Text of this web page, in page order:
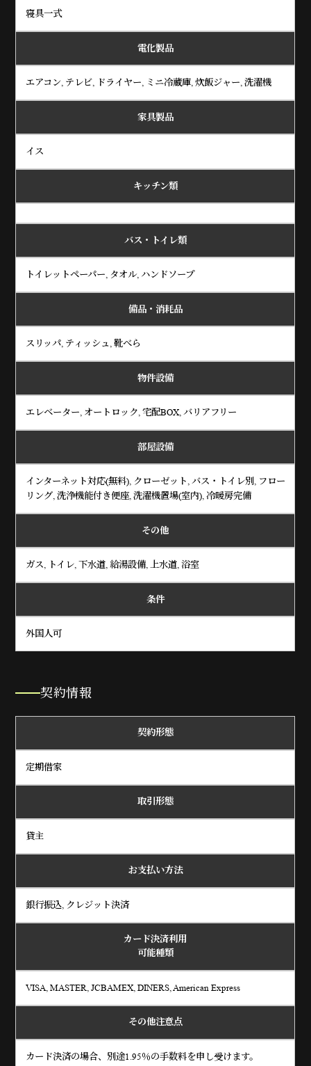
寝具一式
電化製品
エアコン, テレビ, ドライヤー, ミニ冷蔵庫, 炊飯ジャー, 洗濯機
家具製品
イス
キッチン類
バス・トイレ類
トイレットペーパー, タオル, ハンドソープ
備品・消耗品
スリッパ, ティッシュ, 靴べら
物件設備
エレベーター, オートロック, 宅配BOX, バリアフリー
部屋設備
インターネット対応(無料), クローゼット, バス・トイレ別, フロー
リング, 洗浄機能付き便座, 洗濯機置場(室内), 冷暖房完備
その他
ガス, トイレ, 下水道, 給湯設備, 上水道, 浴室
条件
外国人可
契約情報
契約形態
定期借家
取引形態
貸主
お支払い方法
銀行振込, クレジット決済
カード決済利用
可能種類
VISA, MASTER, JCBAMEX, DINERS, American Express
その他注意点
カード決済の場合、別途1.95％の手数料を申し受けます。